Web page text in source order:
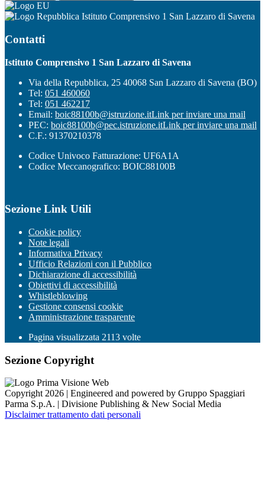
Istituto Comprensivo 1 San Lazzaro di Savena
Contatti
Istituto Comprensivo 1 San Lazzaro di Savena
Via della Repubblica, 25 40068 San Lazzaro di Savena (BO)
Tel: 051 460060
Tel: 051 462217
Email: boic88100b@istruzione.itLink per inviare una mail
PEC: boic88100b@pec.istruzione.itLink per inviare una mail
C.F.: 91370210378
Codice Univoco Fatturazione: UF6A1A
Codice Meccanografico: BOIC88100B
Sezione Link Utili
Cookie policy
Note legali
Informativa Privacy
Ufficio Relazioni con il Pubblico
Dichiarazione di accessibilità
Obiettivi di accessibilità
Whistleblowing
Gestione consensi cookie
Amministrazione trasparente
Pagina visualizzata 2113 volte
Sezione Copyright
Copyright 2026 | Engineered and powered by Gruppo Spaggiari
Parma S.p.A. | Divisione Publishing & New Social Media
Disclaimer trattamento dati personali